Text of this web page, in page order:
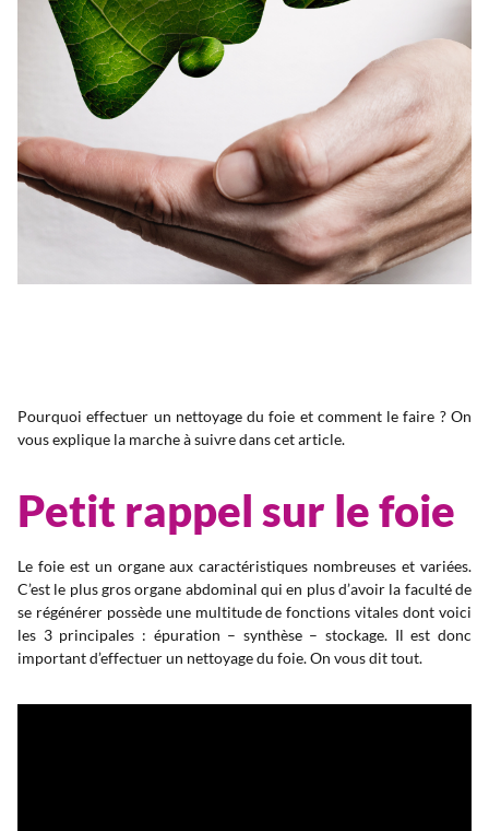
Pourquoi effectuer un nettoyage du foie et comment le faire ? On
vous explique la marche à suivre dans cet article.
Petit rappel sur le foie
Le foie est un organe aux caractéristiques nombreuses et variées.
C’est le plus gros organe abdominal qui en plus d’avoir la faculté de
se régénérer possède une multitude de fonctions vitales dont voici
les 3 principales : épuration – synthèse – stockage. Il est donc
important d’effectuer un nettoyage du foie. On vous dit tout.